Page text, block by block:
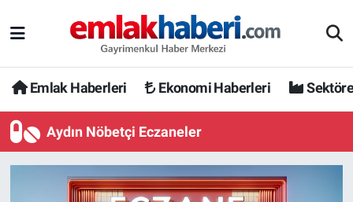
Emlak Haberleri Ekonomi Haberleri
Aydın Nöbetçi Eczaneler